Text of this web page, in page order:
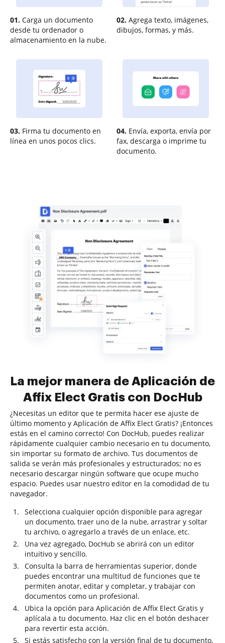
01. Carga un documento
desde tu ordenador o
almacenamiento en la nube.
02. Agrega texto, imágenes,
dibujos, formas, y más.
03. Firma tu documento en
línea en unos pocos clics.
04. Envía, exporta, envía por
fax, descarga o imprime tu
documento.
La mejor manera de Aplicación de
Affix Elect Gratis con DocHub
¿Necesitas un editor que te permita hacer ese ajuste de
último momento y Aplicación de Affix Elect Gratis? ¡Entonces
estás en el camino correcto! Con DocHub, puedes realizar
rápidamente cualquier cambio necesario en tu documento,
sin importar su formato de archivo. Tus documentos de
salida se verán más profesionales y estructurados; no es
necesario descargar ningún software que ocupe mucho
espacio. Puedes usar nuestro editor en la comodidad de tu
navegador.
Selecciona cualquier opción disponible para agregar
un documento, traer uno de la nube, arrastrar y soltar
tu archivo, o agregarlo a través de un enlace, etc.
Una vez agregado, DocHub se abrirá con un editor
intuitivo y sencillo.
Consulta la barra de herramientas superior, donde
puedes encontrar una multitud de funciones que te
permiten anotar, editar y completar, y trabajar con
documentos como un profesional.
Ubica la opción para Aplicación de Affix Elect Gratis y
aplícala a tu documento. Haz clic en el botón deshacer
para revertir esta acción.
Si estás satisfecho con la versión final de tu documento,